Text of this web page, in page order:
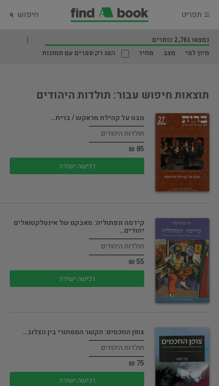
תפריט חיפוש
נמצאו 2,761 כותרים
מיון לפי
מצב מחיר הצג רק ספרים עם תמונות
תוצאות חיפוש עבור: תולדות היהודים
מבט על קהילת מראקש / ברית…
תולדות היהודים
85 ₪
רכישה ישירה
קידמה ונפתוליה: מאבקם של אינטלקטואלים
יהודים…
תולדות היהודים
55 ₪
רכישה ישירה
צופן החכמים: הקשר המסתורי בין הצלוב…
תולדות היהודים
75 ₪
רכישה ישירה